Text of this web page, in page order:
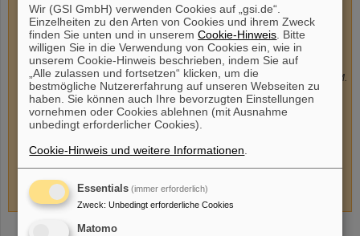
Universität Darmstadt 2012, 207 Seiten
Beam Loading Effect and Adiabatic Capture in SIS18 at
GSI Dissertation T. Mohite, Technische Universität Darmstadt 2011,
152 Seiten
Optische Übertragung phasensynchroner Taktsignale unter
Verwendung des Wellenlängen-Multiplex-Verfahrens
Dissertation M.
Bousonville, Technische Universität Darmstadt 2009, 188 Seiten
Barrier-Buckets am Experimentierspeicherring der Gesellschaft
für SchwerionenforschungDissertation G. Schreiber, Johann
Wolfgang Goethe Universität Frankfurt am Main 2006, 92 Seiten
Strahl-Resonator-Wechselwirkungen und deren gezielte
2001, 198 Seiten
Wir (GSI GmbH) verwenden Cookies auf „gsi.de“.
Einzelheiten zu den Arten von Cookies und ihrem Zweck
finden Sie unten und in unseremCookie-Hinweis . Bitte
willigen Sie in die Verwendung von Cookies ein, wie in
unserem Cookie-Hinweis beschrieben, indem Sie auf
„Alle zulassen und fortsetzen“ klicken, um die
bestmögliche Nutzererfahrung auf unseren Webseiten zu
haben. Sie können auch Ihre bevorzugten Einstellungen
vornehmen oder Cookies ablehnen (mit Ausnahme
unbedingt erforderlicher Cookies).
Cookie-Hinweis und weitere Informationen
Essentials (immer erforderlich)
Zweck: Unbedingt erforderliche Cookies
Matomo